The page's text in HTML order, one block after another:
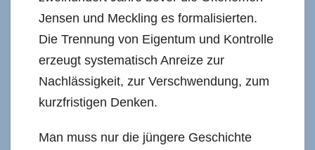
Jensen und Meckling es formalisierten.
Die Trennung von Eigentum und Kontrolle
erzeugt systematisch Anreize zur
Nachlässigkeit, zur Verschwendung, zum
kurzfristigen Denken.
Man muss nur die jüngere Geschichte